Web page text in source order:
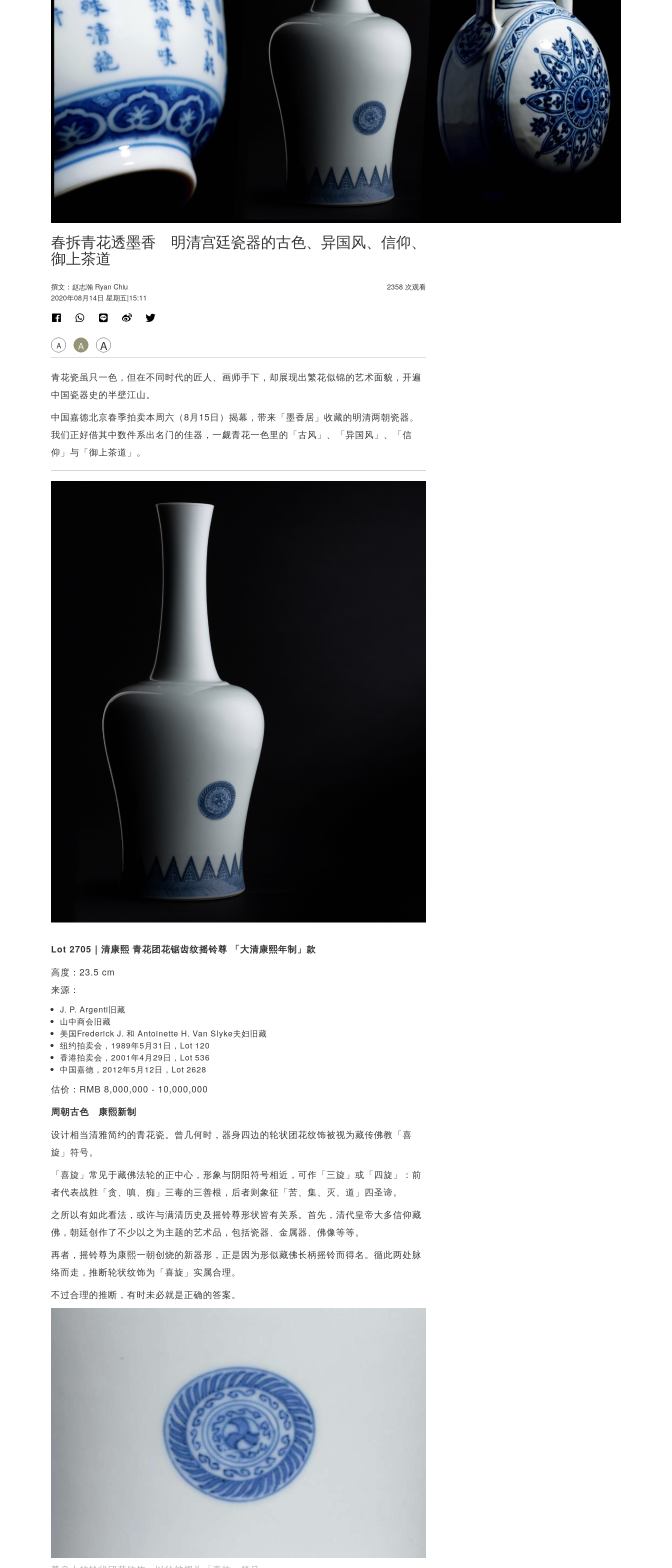
春拆青花透墨香 明清宫廷瓷器的古色、异国风、信仰、
御上茶道
撰文：赵志瀚 Ryan Chiu
2020年08月14日 星期五|15:11
A A A
2358 次观看
青花瓷虽只一色，但在不同时代的匠人、画师手下，却展现出繁花似锦的艺术面貌，开遍
中国瓷器史的半壁江山。
中国嘉德北京春季拍卖本周六（8月15日）揭幕，带来「墨香居」收藏的明清两朝瓷器。
我们正好借其中数件系出名门的佳器，一觑青花一色里的「古风」、「异国风」、「信
仰」与「御上茶道」。
Lot 2705｜清康熙 青花团花锯齿纹摇铃尊 「大清康熙年制」款
高度：23.5 cm
来源：
J. P. Argenti旧藏
山中商会旧藏
美国Frederick J. 和 Antoinette H. Van Slyke夫妇旧藏
纽约拍卖会，1989年5月31日，Lot 120
香港拍卖会，2001年4月29日，Lot 536
中国嘉德，2012年5月12日，Lot 2628
估价：RMB 8,000,000 - 10,000,000
周朝古色 康熙新制
设计相当清雅简约的青花瓷。曾几何时，器身四边的轮状团花纹饰被视为藏传佛教「喜
旋」符号。
「喜旋」常见于藏佛法轮的正中心，形象与阴阳符号相近，可作「三旋」或「四旋」：前
者代表战胜「贪、嗔、痴」三毒的三善根，后者则象征「苦、集、灭、道」四圣谛。
之所以有如此看法，或许与满清历史及摇铃尊形状皆有关系。首先，清代皇帝大多信仰藏
佛，朝廷创作了不少以之为主题的艺术品，包括瓷器、金属器、佛像等等。
再者，摇铃尊为康熙一朝创烧的新器形，正是因为形似藏佛长柄摇铃而得名。循此两处脉
络而走，推断轮状纹饰为「喜旋」实属合理。
不过合理的推断，有时未必就是正确的答案。